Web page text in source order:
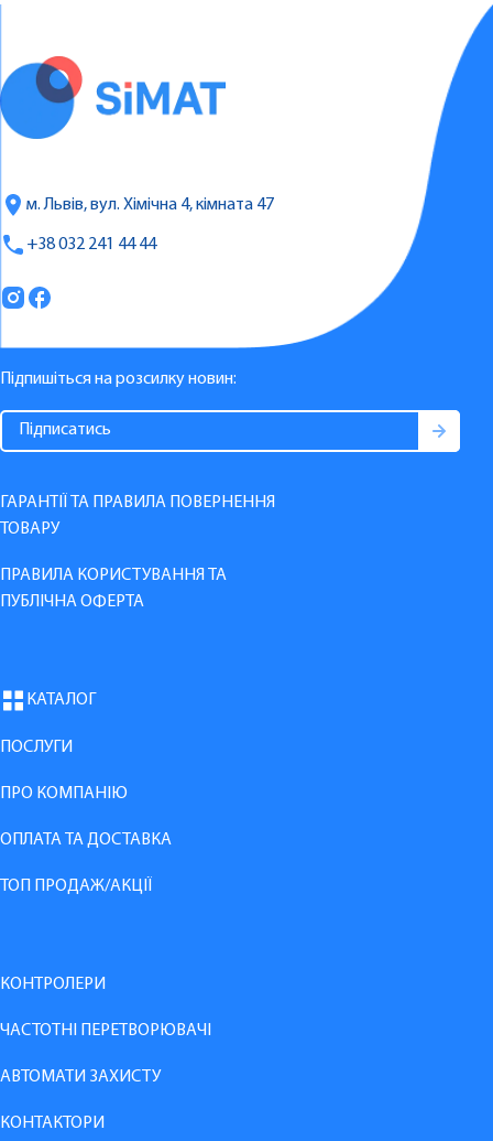
м. Львів, вул. Хімічна 4, кімната 47
+38 032 241 44 44
Підпишіться на розсилку новин:
ГАРАНТІЇ ТА ПРАВИЛА ПОВЕРНЕННЯ
ТОВАРУ
ПРАВИЛА КОРИСТУВАННЯ ТА
ПУБЛІЧНА ОФЕРТА
КАТАЛОГ
ПОСЛУГИ
ПРО КОМПАНІЮ
ОПЛАТА ТА ДОСТАВКА
ТОП ПРОДАЖ/АКЦІЇ
КОНТРОЛЕРИ
ЧАСТОТНІ ПЕРЕТВОРЮВАЧІ
АВТОМАТИ ЗАХИСТУ
КОНТАКТОРИ